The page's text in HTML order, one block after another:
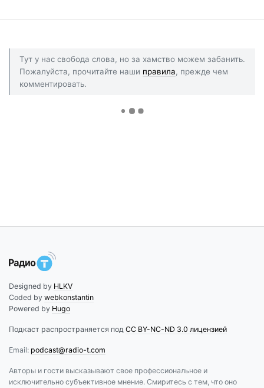
Тут у нас свобода слова, но за хамство можем забанить.
Пожалуйста, прочитайте наши правила, прежде чем
комментировать.
Designed by HLKV
Coded by webkonstantin
Powered by Hugo
Подкаст распространяется под CC BY-NC-ND 3.0 лицензией
Email: podcast@radio-t.com
Авторы и гости высказывают свое профессиональное и
исключительно субъективное мнение. Смиритесь с тем, что оно